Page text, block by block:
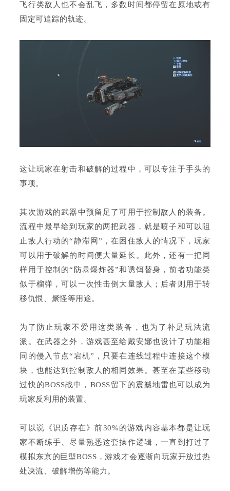
飞行类敌人也不会乱飞，多数时间都停留在原地或有
固定可追踪的轨迹。
这让玩家在射击和破解的过程中，可以专注于手头的
事项。
其次游戏的武器中预留足了可用于控制敌人的装备。
流程中最早给到玩家的两把武器，就是喷子和可以阻
止敌人行动的“静滞网”，在困住敌人的情况下，玩家
可以用于破解的时间便大量延长。此外，还有一把同
样用于控制的“防暴爆炸器”和诱饵替身，前者功能类
似于榴弹，可以一次性击倒大量敌人；后者则用于转
移仇恨、聚怪等用途。
为了防止玩家不爱用这类装备，也为了补足玩法流
派。在武器之外，游戏甚至给戴安娜也设计了功能相
同的侵入节点“宕机”，只要在连线过程中连接这个模
块，也能达到控制敌人的相同效果。甚至在某些移动
过快的BOSS战中，BOSS留下的震撼地雷也可以成为
玩家反利用的装置。
可以说《识质存在》前30%的游戏内容基本都是让玩
家不断练手、尽量熟悉这套操作逻辑，一直到打过了
模拟东京的巨型BOSS，游戏才会逐渐向玩家开放过热
处决流、破解增伤等能力。